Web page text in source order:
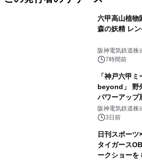
六甲高山植物
森の妖精 レ
阪神電気鉄道株
7時間前
「神戸六甲
beyond」 野
パワーアップ
直前割パスポ
阪神電気鉄道株
3日前
日刊スポー
タイガース
ークショーを